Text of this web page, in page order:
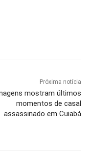
Próxima notícia
mostram últimos
momentos de casal
assassinado em Cuiabá